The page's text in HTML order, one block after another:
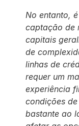
No entanto,
captação de
capitais
de
linhas de
requer um
experiência
condições
bastante ao